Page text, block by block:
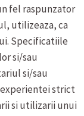
fel raspunzator
utilizeaza, ca
Specificatiile
si/sau
si/sau
strict
si utilizarii unui